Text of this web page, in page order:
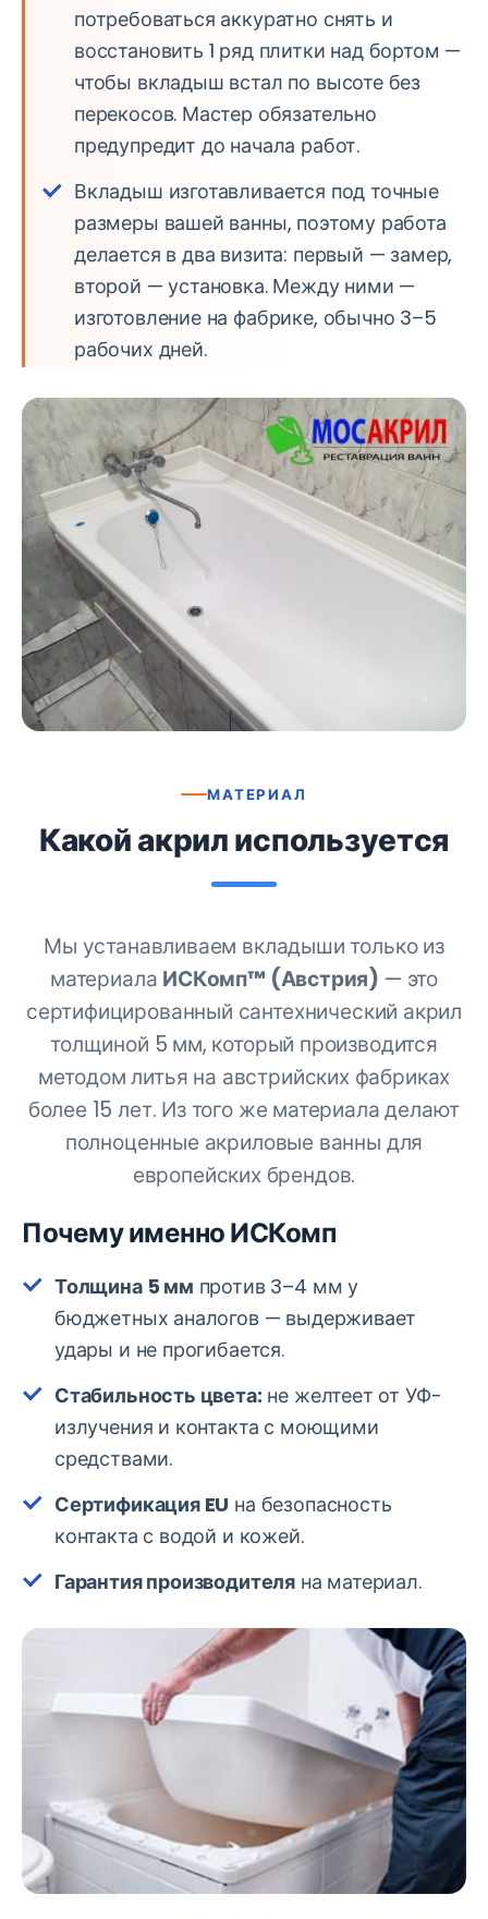
потребоваться аккуратно снять и
восстановить 1 ряд плитки над бортом —
чтобы вкладыш встал по высоте без
перекосов. Мастер обязательно
предупредит до начала работ.
Вкладыш изготавливается под точные
размеры вашей ванны, поэтому работа
делается в два визита: первый — замер,
второй — установка. Между ними —
изготовление на фабрике, обычно 3–5
рабочих дней.
МАТЕРИАЛ
Какой акрил используется
Мы устанавливаем вкладыши только из
материала ИСКомп™ (Австрия) — это
сертифицированный сантехнический акрил
толщиной 5 мм, который производится
методом литья на австрийских фабриках
более 15 лет. Из того же материала делают
полноценные акриловые ванны для
европейских брендов.
Почему именно ИСКомп
Толщина 5 мм против 3–4 мм у
бюджетных аналогов — выдерживает
удары и не прогибается.
Стабильность цвета: не желтеет от УФ-
излучения и контакта с моющими
средствами.
Сертификация EU на безопасность
контакта с водой и кожей.
Гарантия производителя на материал.